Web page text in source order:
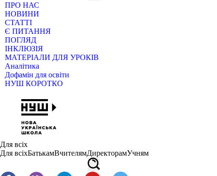
ПРО НАС
НОВИНИ
СТАТТІ
Є ПИТАННЯ
ПОГЛЯД
ІНКЛЮЗІЯ
МАТЕРІАЛИ ДЛЯ УРОКІВ
Аналітика
Дофамін для освіти
НУШ КОРОТКО
Для всіх
Для всіхБатькамВчителямДиректорамУчням